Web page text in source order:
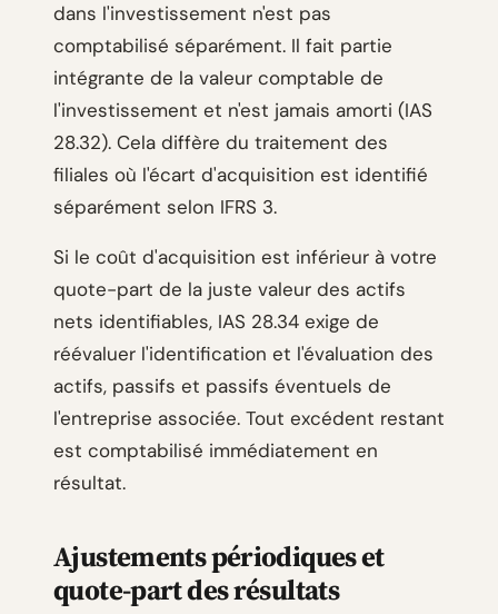
dans l'investissement n'est pas
comptabilisé séparément. Il fait partie
intégrante de la valeur comptable de
l'investissement et n'est jamais amorti (IAS
28.32). Cela diffère du traitement des
filiales où l'écart d'acquisition est identifié
séparément selon IFRS 3.
Si le coût d'acquisition est inférieur à votre
quote-part de la juste valeur des actifs
nets identifiables, IAS 28.34 exige de
réévaluer l'identification et l'évaluation des
actifs, passifs et passifs éventuels de
l'entreprise associée. Tout excédent restant
est comptabilisé immédiatement en
résultat.
Ajustements périodiques et
quote-part des résultats